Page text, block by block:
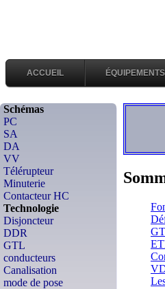
ACCUEIL ÉQUIPEMENTS
Schémas
PC
SA
DA
VV
Télérupteur
Minuterie
Contacteur HC
Technologie
Disjoncteur
DDR
GTL
conducteurs
Canalisation
mode de pose